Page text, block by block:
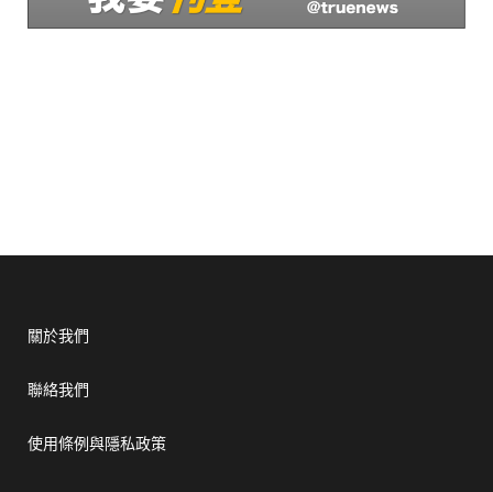
關於我們
聯絡我們
使用條例與隱私政策